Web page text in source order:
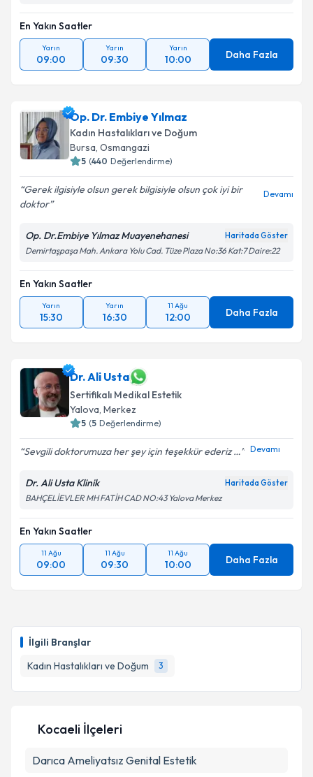
İlgili Branşlar
Kadın Hastalıkları ve Doğum
3
En Yakın Saatler
Yarın
09:00
Yarın
09:30
Yarın
10:00 Daha Fazla
Op. Dr. Embiye Yılmaz
Kadın Hastalıkları ve Doğum
Bursa, Osmangazi
5 (440 Değerlendirme)
Gerek ilgisiyle olsun gerek bilgisiyle olsun çok iyi bir
doktor
Devamı
Op. Dr.Embiye Yılmaz Muayenehanesi Haritada Göster
Demirtaşpaşa Mah. Ankara Yolu Cad. Tüze Plaza No:36 Kat:7 Daire:22
En Yakın Saatler
Yarın
15:30
Yarın
16:30
11 Ağu
12:00 Daha Fazla
Dr. Ali Usta
Sertifikalı Medikal Estetik
Yalova, Merkez
5 (5 Değerlendirme)
Sevgili doktorumuza her şey için teşekkür ederiz … Devamı
Dr. Ali Usta Klinik Haritada Göster
BAHÇELİEVLER MH FATİH CAD NO:43 Yalova Merkez
En Yakın Saatler
11 Ağu
09:00
11 Ağu
09:30
11 Ağu
10:00 Daha Fazla
Kocaeli İlçeleri
Darıca Ameliyatsız Genital Estetik